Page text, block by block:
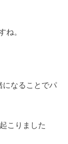
ね。
になることでパ
こりました